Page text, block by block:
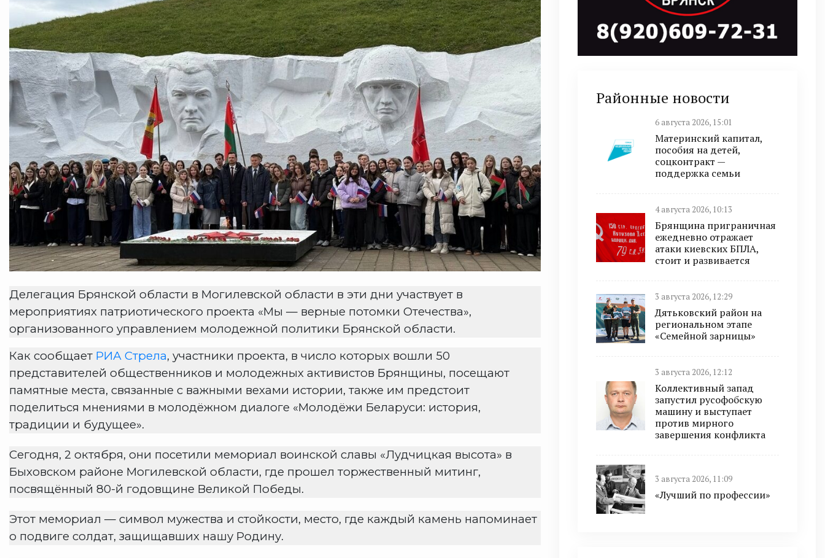
Делегация Брянской области в Могилевской области в эти дни участвует в
мероприятиях патриотического проекта «Мы — верные потомки Отечества»,
организованного управлением молодежной политики Брянской области.
Как сообщает РИА Стрела, участники проекта, в число которых вошли 50
представителей общественников и молодежных активистов Брянщины, посещают
памятные места, связанные с важными вехами истории, также им предстоит
поделиться мнениями в молодёжном диалоге «Молодёжи Беларуси: история,
традиции и будущее».
Сегодня, 2 октября, они посетили мемориал воинской славы «Лудчицкая высота» в
Быховском районе Могилевской области, где прошел торжественный митинг,
посвящённый 80-й годовщине Великой Победы.
Этот мемориал — символ мужества и стойкости, место, где каждый камень напоминает
о подвиге солдат, защищавших нашу Родину.
Районные новости
6 августа 2026, 15:01
Материнский капитал,
пособия на детей,
соцконтракт —
поддержка семьи
4 августа 2026, 10:13
Брянщина приграничная
ежедневно отражает
атаки киевских БПЛА,
стоит и развивается
3 августа 2026, 12:29
Дятьковский район на
региональном этапе
«Семейной зарницы»
3 августа 2026, 12:12
Коллективный запад
запустил русофобскую
машину и выступает
против мирного
завершения конфликта
3 августа 2026, 11:09
«Лучший по профессии»